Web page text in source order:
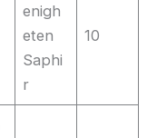
enigh
eten
Saphi
r
10